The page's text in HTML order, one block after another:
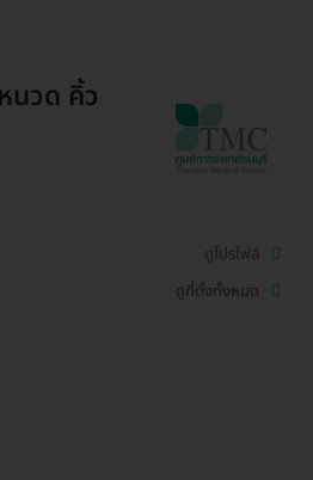
นวด คิ้ว
ดูโปรไฟล์
ดูที่ตั้งทั้งหมด